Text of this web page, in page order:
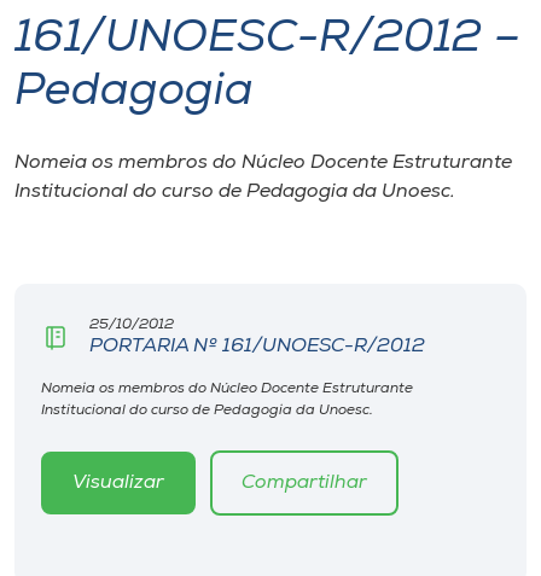
I.nova
Cultura
Biblioteca
Editora
Rádio
161/UNOESC-R/2012 –
Pedagogia
Nomeia os membros do Núcleo Docente Estruturante
Institucional do curso de Pedagogia da Unoesc.
25/10/2012
PORTARIA Nº 161/UNOESC-R/2012
Nomeia os membros do Núcleo Docente Estruturante
Institucional do curso de Pedagogia da Unoesc.
Visualizar Compartilhar